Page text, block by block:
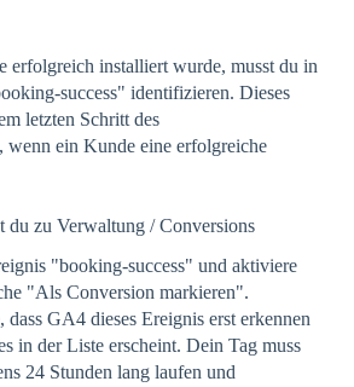
erfolgreich installiert wurde, musst du in
success" identifizieren. Dieses
letzten Schritt des
wenn ein Kunde eine erfolgreiche
du zu Verwaltung / Conversions
"booking-success" und aktiviere
"Als Conversion markieren".
dass GA4 dieses Ereignis erst erkennen
in der Liste erscheint. Dein Tag muss
24 Stunden lang laufen und